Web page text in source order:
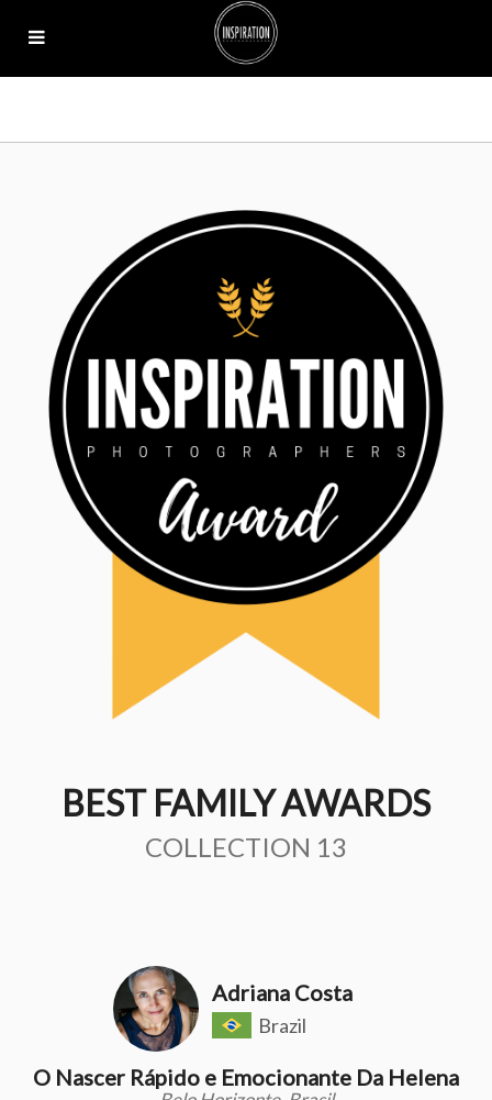
BEST FAMILY AWARDS
COLLECTION 13
Adriana Costa
Brazil
O Nascer Rápido e Emocionante Da Helena